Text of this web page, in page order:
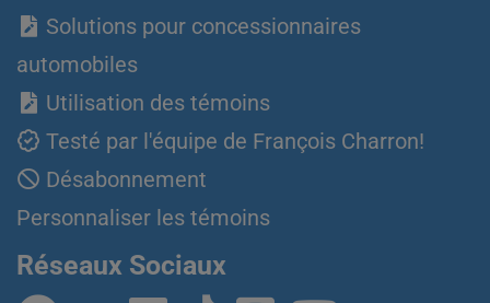
Solutions pour concessionnaires
automobiles
Utilisation des témoins
Testé par l'équipe de François Charron!
Désabonnement
Personnaliser les témoins
Réseaux Sociaux